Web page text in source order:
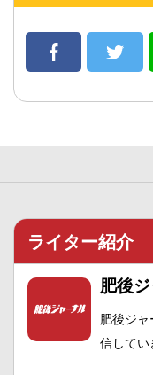
ライター紹介
肥後
肥後ジ
信してい